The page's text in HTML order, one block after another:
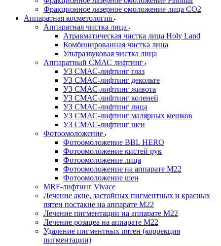
Фракционное лазерное омоложение лица СО2
Аппаратная косметология
Аппаратная чистка лица
Атравматическая чистка лица Holy Land
Комбинированная чистка лица
Ультразвуковая чистка лица
Аппаратный СМАС лифтинг
УЗ СМАС-лифтинг глаз
УЗ СМАС-лифтинг декольте
УЗ СМАС-лифтинг живота
УЗ СМАС-лифтинг коленей
УЗ СМАС-лифтинг лица
УЗ СМАС-лифтинг малярных мешков
УЗ СМАС-лифтинг шеи
Фотоомоложение
Фотоомоложение BBL HERO
Фотоомоложение кистей рук
Фотоомоложение лица
Фотоомоложение на аппарате M22
Фотоомоложение шеи
MRF-лифтинг Vivace
Лечение акне, застойных пигментных и красных
пятен постакне на аппарате М22
Лечение пигментации на аппарате М22
Лечение розацеа на аппарате M22
Удаление пигментных пятен (коррекция
пигментации)